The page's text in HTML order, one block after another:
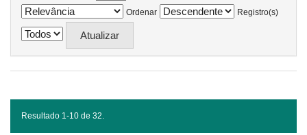
Ordenar
Registro(s)
Resultado 1-10 de 32.